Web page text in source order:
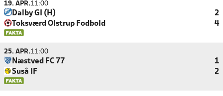
19. APR.11:00
Dalby GI (H)
2
Toksværd Olstrup Fodbold
4
25. APR.11:00
Næstved FC 77
1
Suså IF
2